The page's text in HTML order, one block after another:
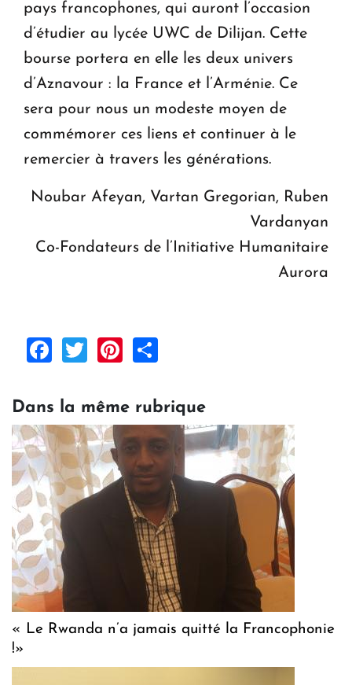
pays francophones, qui auront l’occasion
d’étudier au lycée UWC de Dilijan. Cette
bourse portera en elle les deux univers
d’Aznavour : la France et l’Arménie. Ce
sera pour nous un modeste moyen de
commémorer ces liens et continuer à le
remercier à travers les générations.
Noubar Afeyan, Vartan Gregorian, Ruben
Vardanyan
Co-Fondateurs de l’Initiative Humanitaire
Aurora
Facebook
TwitterPinterest
Dans la même rubrique
« Le Rwanda n’a jamais quitté la Francophonie
!»